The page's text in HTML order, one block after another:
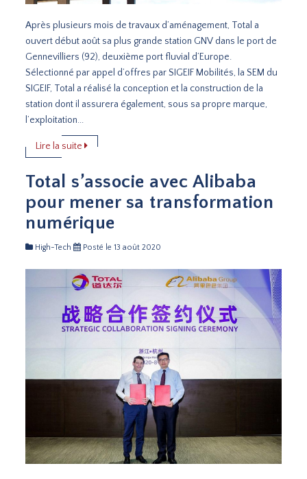
Après plusieurs mois de travaux d’aménagement, Total a
ouvert début août sa plus grande station GNV dans le port de
Gennevilliers (92), deuxième port fluvial d’Europe.
Sélectionné par appel d’offres par SIGEIF Mobilités, la SEM du
SIGEIF, Total a réalisé la conception et la construction de la
station dont il assurera également, sous sa propre marque,
l’exploitation...
Lire la suite
Total s’associe avec Alibaba
pour mener sa transformation
numérique
High-Tech Posté le 13 août 2020